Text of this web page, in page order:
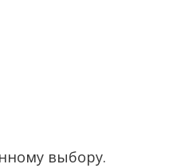
выбору.